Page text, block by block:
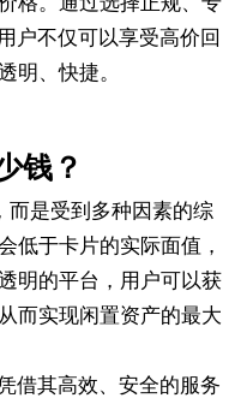
户不仅可以享受高价回
明、快捷。
钱？
而是受到多种因素的综
低于卡片的实际面值，
明的平台，用户可以获
而实现闲置资产的最大
借其高效、安全的服务